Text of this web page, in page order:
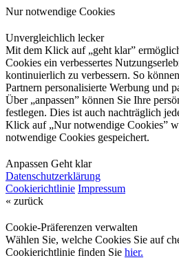
Nur notwendige Cookies
Unvergleichlich lecker
Mit dem Klick auf „geht klar”
Cookies ein verbessertes
kontinuierlich zu verbessern. So
Partnern personalisierte Werbung und
Über „anpassen” können Sie Ihre
festlegen. Dies ist auch nachträglich
Klick auf „Nur notwendige Cookies”
notwendige Cookies gespeichert.
Anpassen Geht klar
Datenschutzerklärung
Cookierichtlinie Impressum
« zurück
Cookie-Präferenzen verwalten
Wählen Sie, welche Cookies Sie auf
Cookierichtlinie finden Sie hier.